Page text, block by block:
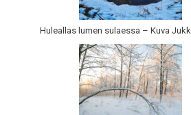
Huleallas lumen sulaessa – Kuva